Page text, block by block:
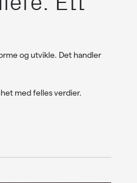
og utvikle. Det handler
med felles verdier.